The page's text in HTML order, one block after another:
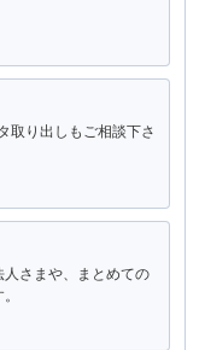
取り出しもご相談下さ
さまや、まとめての